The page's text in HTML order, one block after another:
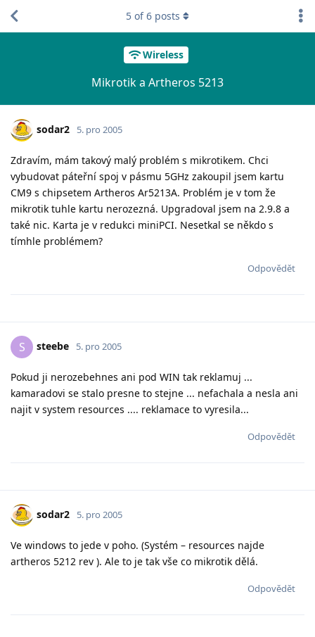
Wireless
Mikrotik a Artheros 5213
5 of6 posts
sodar2 5. pro 2005
Zdravím, mám takový malý problém s mikrotikem. Chci
vybudovat páteřní spoj v pásmu 5GHz zakoupil jsem kartu
CM9 s chipsetem Artheros Ar5213A. Problém je v tom že
mikrotik tuhle kartu nerozezná. Upgradoval jsem na 2.9.8 a
také nic. Karta je v redukci miniPCI. Nesetkal se někdo s
tímhle problémem?
Odpovědět
S steebe 5. pro 2005
Pokud ji nerozebehnes ani pod WIN tak reklamuj ...
kamaradovi se stalo presne to stejne ... nefachala a nesla ani
najit v system resources .... reklamace to vyresila...
Odpovědět
sodar2 5. pro 2005
Ve windows to jede v poho. (Systém – resources najde
artheros 5212 rev ). Ale to je tak vše co mikrotik dělá.
Odpovědět